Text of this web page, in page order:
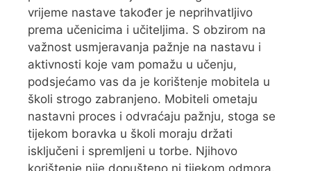
vrijeme nastave također je neprihvatljivo
prema učenicima i učiteljima. S obzirom na
važnost usmjeravanja pažnje na nastavu i
aktivnosti koje vam pomažu u učenju,
podsjećamo vas da je korištenje mobitela u
školi strogo zabranjeno. Mobiteli ometaju
nastavni proces i odvraćaju pažnju, stoga se
tijekom boravka u školi moraju držati
isključeni i spremljeni u torbe. Njihovo